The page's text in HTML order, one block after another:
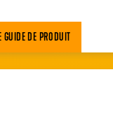
GUIDE DE PRODUIT